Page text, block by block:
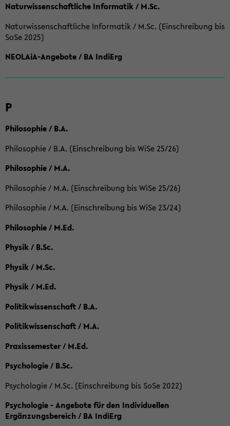
Naturwissenschaftliche Informatik / M.Sc.
Naturwissenschaftliche Informatik / M.Sc. (Einschreibung bis
SoSe 2025)
NEOLAiA-Angebote / BA IndiErg
P
Philosophie / B.A.
Philosophie / B.A. (Einschreibung bis WiSe 25/26)
Philosophie / M.A.
Philosophie / M.A. (Einschreibung bis WiSe 25/26)
Philosophie / M.A. (Einschreibung bis WiSe 23/24)
Philosophie / M.Ed.
Physik / B.Sc.
Physik / M.Sc.
Physik / M.Ed.
Politikwissenschaft / B.A.
Politikwissenschaft / M.A.
Praxissemester / M.Ed.
Psychologie / B.Sc.
Psychologie / M.Sc. (Einschreibung bis SoSe 2022)
Psychologie - Angebote für den Individuellen
Ergänzungsbereich / BA IndiErg